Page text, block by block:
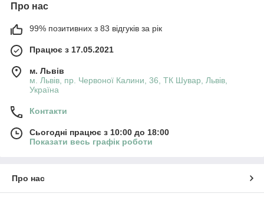
Про нас
99% позитивних з 83 відгуків за рік
Працює з 17.05.2021
м. Львів
м. Львів, пр. Червоної Калини, 36, ТК Шувар, Львів,
Україна
Контакти
Сьогодні працює з 10:00 до 18:00
Показати весь графік роботи
Про нас